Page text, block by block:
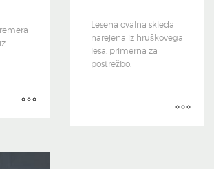
Lesena ovalna skleda
narejena iz hruškovega
lesa, primerna za
postrežbo.